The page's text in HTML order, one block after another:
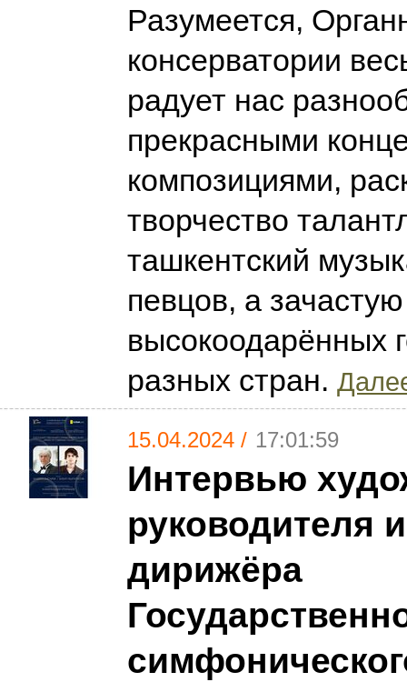
Разумеется,
консерватории
радует нас
прекрасными
композициями,
творчество
ташкентский
певцов, а
высокоодарённых
разных стран.
15.04.2024 / 17:01:59
Интервью
руководителя
дирижёра